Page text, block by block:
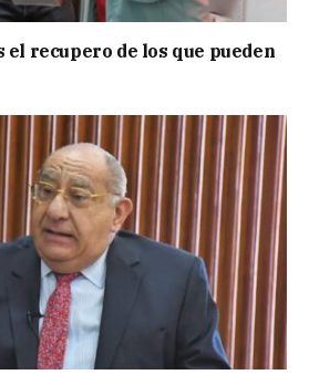
el recupero de los que pueden